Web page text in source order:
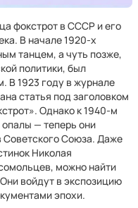
фокстрот в СССР и его
В начале 1920-х
танцем, а чуть позже,
политики, был
В 1923 году в журнале
статья под заголовком
Однако к 1940-м
— теперь они
Советского Союза. Даже
Николая
можно найти
войдут в экспозицию
эпохи.